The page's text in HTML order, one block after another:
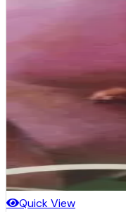
blomstrer, og
Planten er
Anvendelse
I haven er
smoothies,
personer, der
Opsummering
Hvid Yacon er
variation til
Quick View